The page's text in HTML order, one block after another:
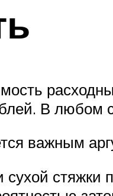
В любом
важным
сухой